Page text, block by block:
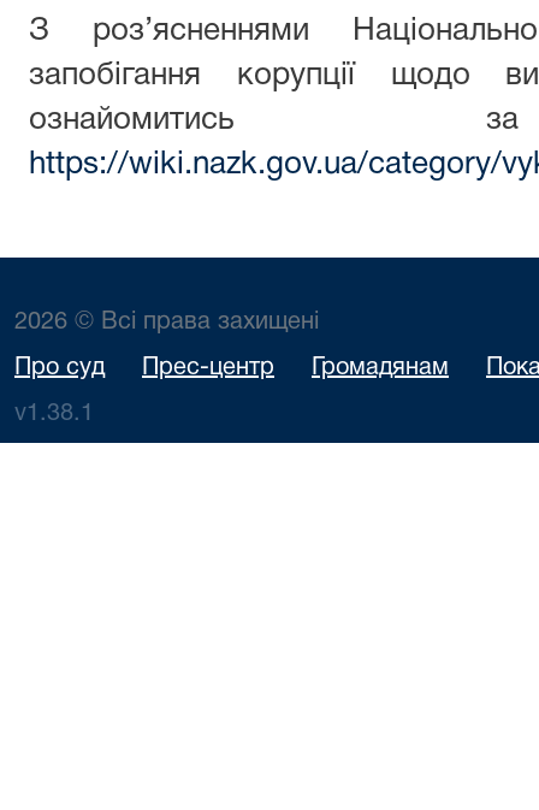
З роз’ясненнями
запобігання корупції щодо
ознайомитись
https://wiki.nazk.gov.ua/category/
2026 © Всі права захищені
Про суд Прес-центр Громадянам
v1.38.1